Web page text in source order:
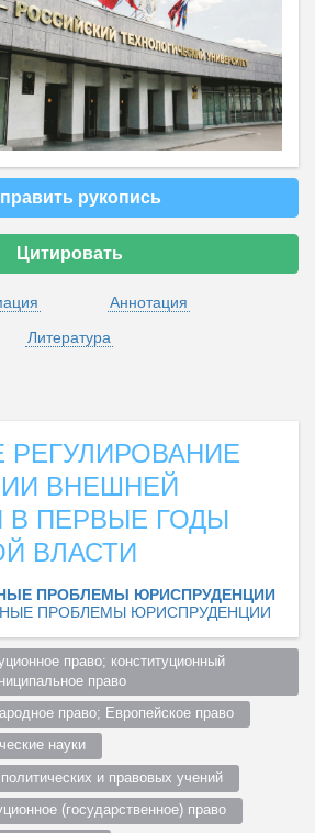
рукопись
Цитировать
Аннотация
Литература
РЕГУЛИРОВАНИЕ
ВНЕШНЕЙ
В ПЕРВЫЕ ГОДЫ
ВЛАСТИ
ПРОБЛЕМЫ ЮРИСПРУДЕНЦИИ
ПРОБЛЕМЫ ЮРИСПРУДЕНЦИИ
право; конституционный
право
право; Европейское право
науки
и правовых учений
(государственное) право